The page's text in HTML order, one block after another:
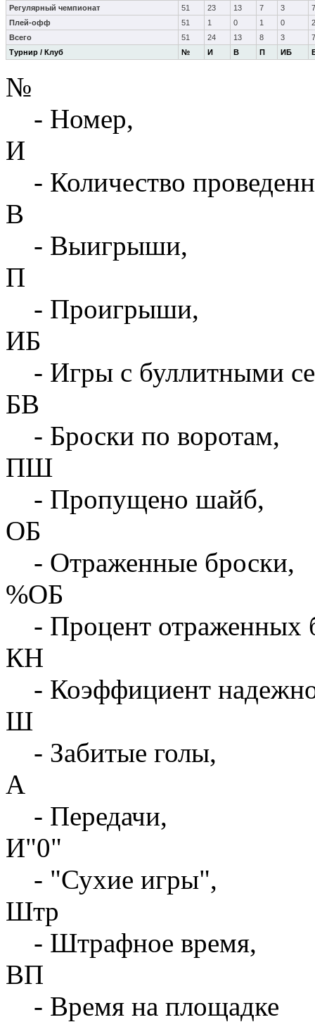
Турнир / Клуб № И В П ИБ
Регулярный чемпионат 51 23 13 7 3
Плей-офф
51 1 0 1 0
Всего
51 24 13 8 3
№
- Номер,
И
- Количество
В
- Выигрыши,
П
- Проигрыши,
ИБ
- Игры с буллитными
БВ
- Броски по воротам,
ПШ
- Пропущено шайб,
ОБ
- Отраженные броски,
%ОБ
- Процент отраженных
КН
- Коэффициент
Ш
- Забитые голы,
А
- Передачи,
И"0"
- "Сухие игры",
Штр
- Штрафное время,
ВП
- Время на площадке